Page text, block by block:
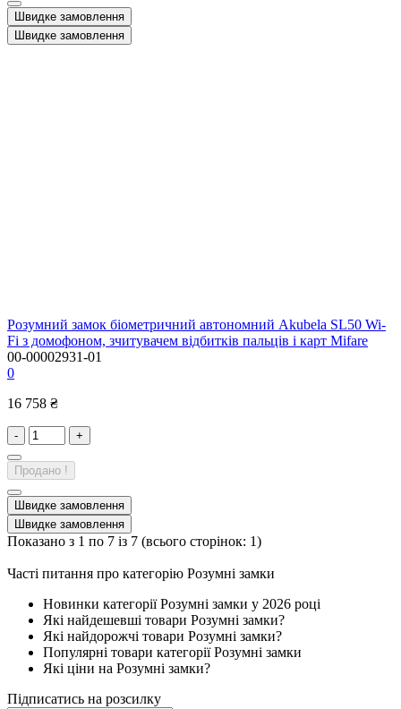
Швидке замовлення
Швидке замовлення
Розумний замок біометричний автономний Akubela SL50 Wi-
Fi з домофоном, зчитувачем відбитків пальців і карт Mifare
00-00002931-01
0
16 758 ₴
- +
Продано !
Швидке замовлення
Швидке замовлення
Показано з 1 по 7 із 7 (всього сторінок: 1)
Часті питання про категорію Розумні замки
Новинки категорії Розумні замки у 2026 році
Які найдешевші товари Розумні замки?
Які найдорожчі товари Розумні замки?
Популярні товари категорії Розумні замки
Які ціни на Розумні замки?
Підписатись на розсилку